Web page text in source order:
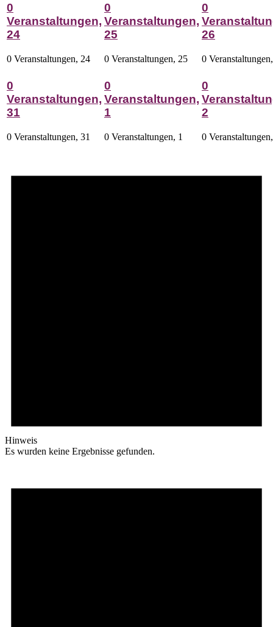
0
Veranstaltungen,
24
0 Veranstaltungen, 24
0
Veranstaltungen,
25
0 Veranstaltungen, 25
0
26
0
0
Veranstaltungen,
31
0 Veranstaltungen, 31
0
Veranstaltungen,
1
0 Veranstaltungen, 1
0
2
0
Hinweis
Es wurden keine Ergebnisse gefunden.